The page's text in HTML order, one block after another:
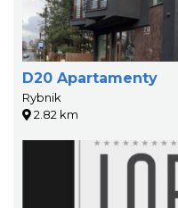
D20 Apartamenty
Rybnik
2.82 km